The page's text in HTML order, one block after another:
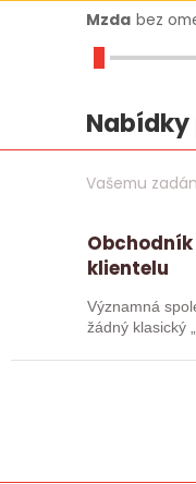
Mzda bez
Vašemu
klientelu
Významná
žádný klasický